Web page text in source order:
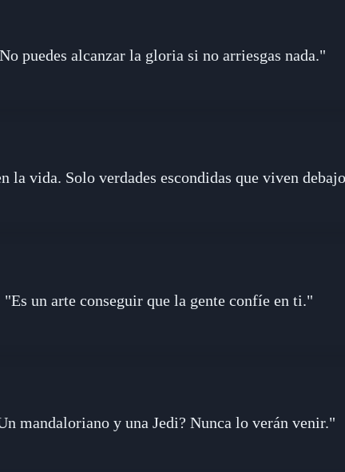
puedes alcanzar la gloria si no arriesgas nada."
la vida. Solo verdades escondidas que viven
"Es un arte conseguir que la gente confíe en ti."
mandaloriano y una Jedi? Nunca lo verán venir."